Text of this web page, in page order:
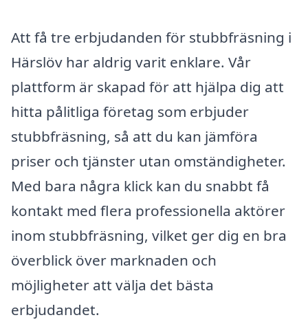
Att få tre erbjudanden för stubbfräsning i
Härslöv har aldrig varit enklare. Vår
plattform är skapad för att hjälpa dig att
hitta pålitliga företag som erbjuder
stubbfräsning, så att du kan jämföra
priser och tjänster utan omständigheter.
Med bara några klick kan du snabbt få
kontakt med flera professionella aktörer
inom stubbfräsning, vilket ger dig en bra
överblick över marknaden och
möjligheter att välja det bästa
erbjudandet.